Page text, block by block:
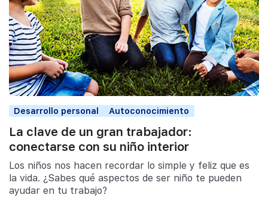
Desarrollo personal Autoconocimiento
La clave de un gran trabajador:
conectarse con su niño interior
Los niños nos hacen recordar lo simple y feliz que es
la vida. ¿Sabes qué aspectos de ser niño te pueden
ayudar en tu trabajo?